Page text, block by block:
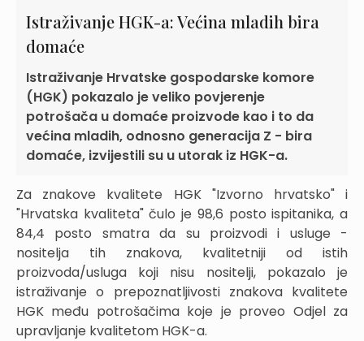
Istraživanje HGK-a: Većina mladih bira
domaće
Istraživanje Hrvatske gospodarske komore
(HGK) pokazalo je veliko povjerenje
potrošača u domaće proizvode kao i to da
većina mladih, odnosno generacija Z - bira
domaće, izvijestili su u utorak iz HGK-a.
Za znakove kvalitete HGK "Izvorno hrvatsko" i
"Hrvatska kvaliteta" čulo je 98,6 posto ispitanika, a
84,4 posto smatra da su proizvodi i usluge -
nositelja tih znakova, kvalitetniji od istih
proizvoda/usluga koji nisu nositelji, pokazalo je
istraživanje o prepoznatljivosti znakova kvalitete
HGK među potrošačima koje je proveo Odjel za
upravljanje kvalitetom HGK-a.